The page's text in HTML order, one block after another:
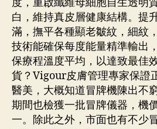
白，維持真皮層健康結構。提
滿，撫平各種顯老皺紋，細紋
技術能確保每度能量精準輸出
保療程溫度平均，以達致最佳
貨？Vigour皮膚管理專家保證
醫美，大概知道冒牌機陳出不
期間也檢獲一批冒牌儀器，機
一。除此之外，市面也有不少